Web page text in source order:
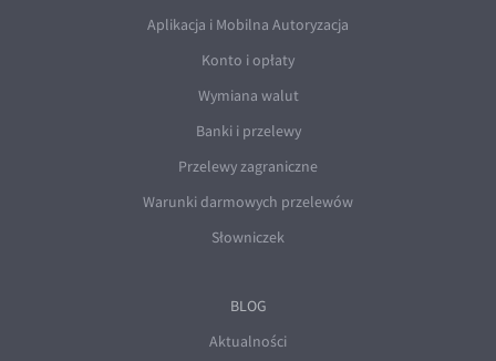
Aplikacja i Mobilna Autoryzacja
Konto i opłaty
Wymiana walut
Banki i przelewy
Przelewy zagraniczne
Warunki darmowych przelewów
Słowniczek
BLOG
Aktualności